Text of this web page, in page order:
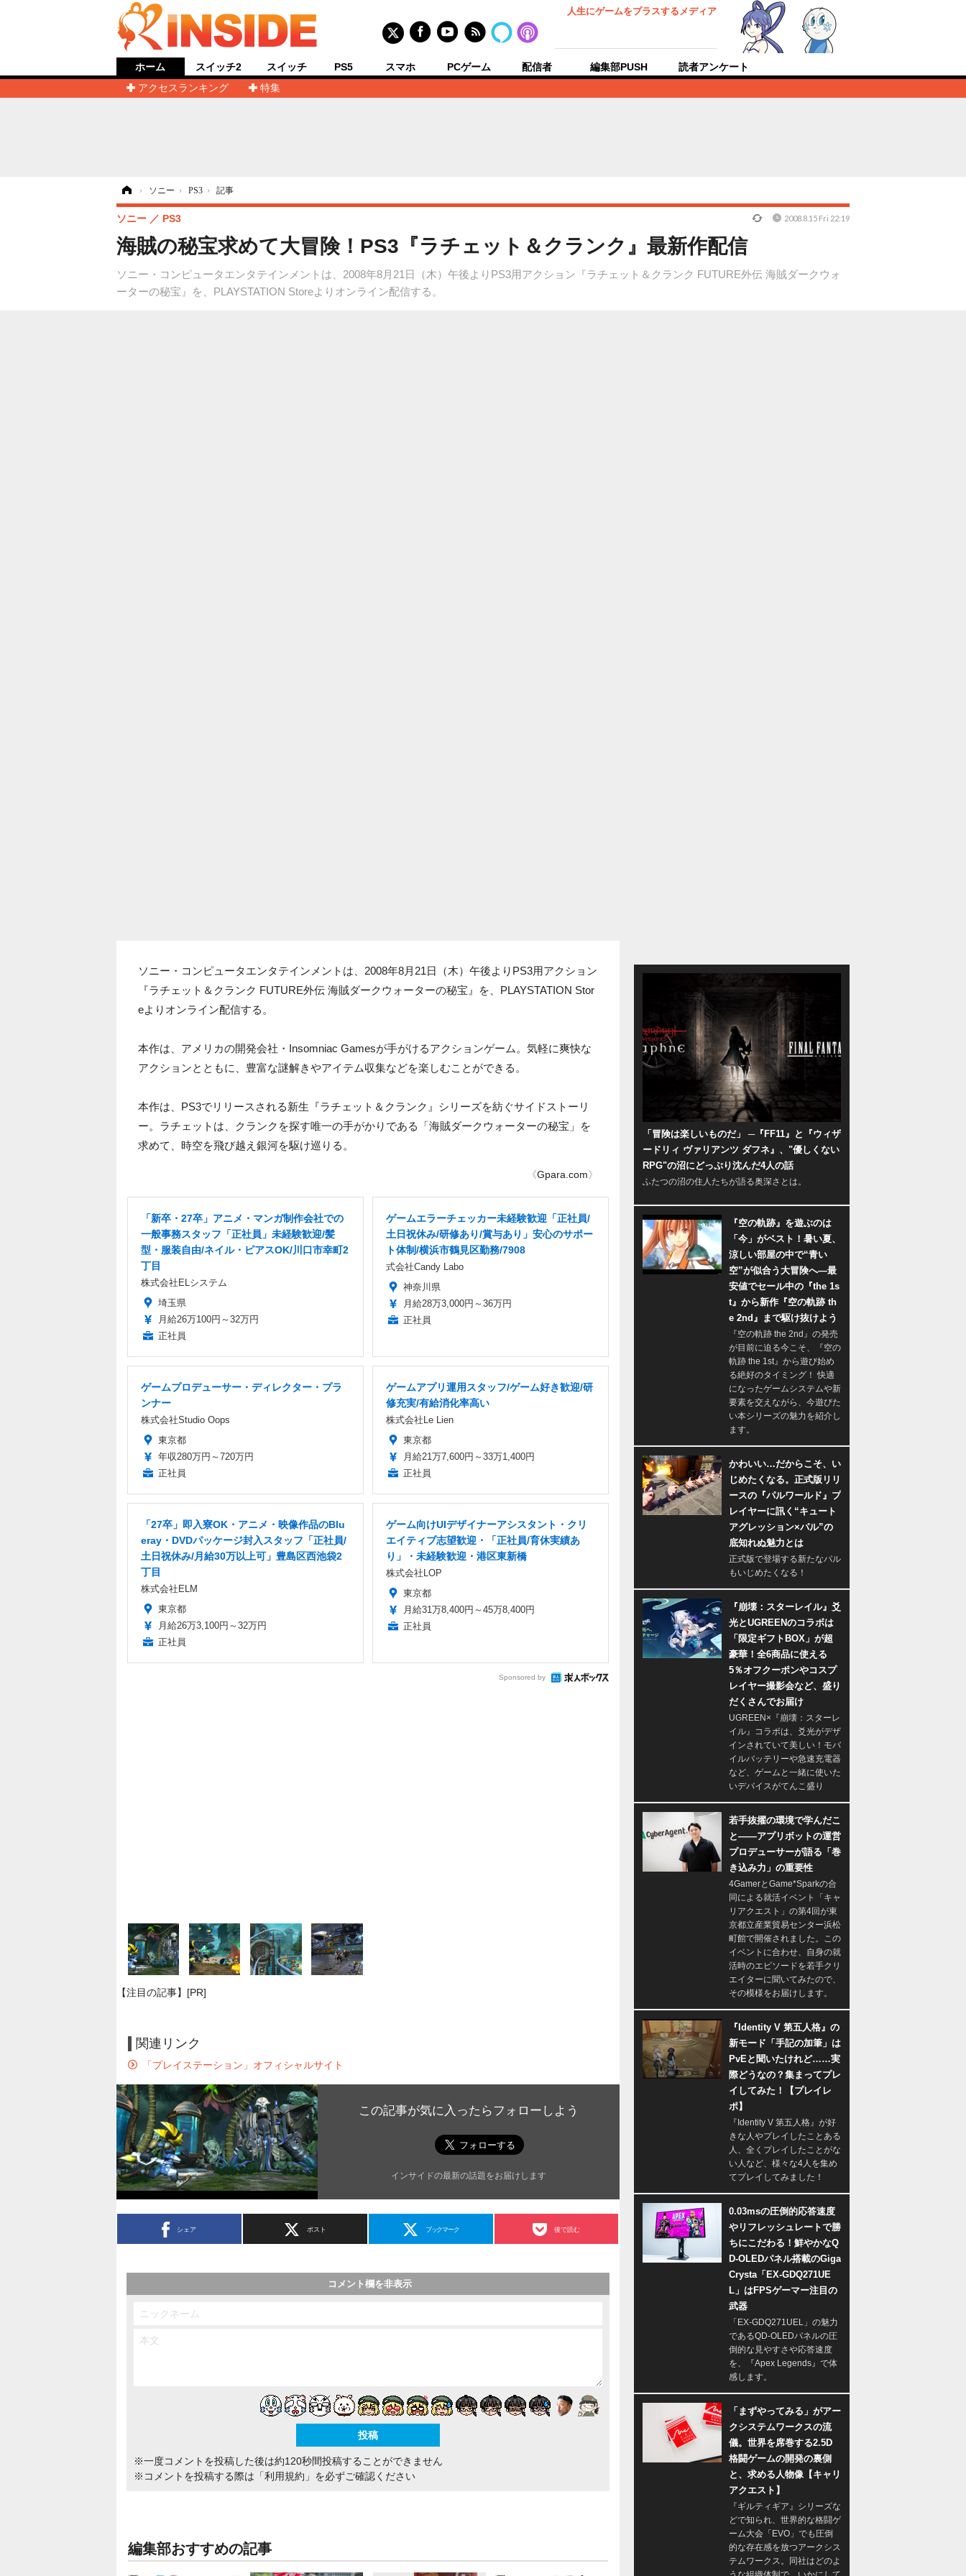
人生にゲームをプラスするメディア
ホーム
アクセスランキング
特集
スイッチ2 スイッチ PS5 スマホ PCゲーム 配信者 編集部PUSH 読者アンケート
› ソニー › PS3 › 記事
海賊の秘宝求めて大冒険！PS3『ラチェット＆クランク』最新作配信
ソニー・コンピュータエンタテインメントは、2008年8月21日（木）午後よりPS3用アクション『ラチェット＆クランク FUTURE外伝 海賊ダークウォ
ーターの秘宝』を、PLAYSTATION Storeよりオンライン配信する。
ソニー PS3 2008.8.15 Fri 22:19
ソニー・コンピュータエンタテインメントは、2008年8月21日（木）午後よりPS3用アクション
『ラチェット＆クランク FUTURE外伝 海賊ダークウォーターの秘宝』を、PLAYSTATION Stor
eよりオンライン配信する。
本作は、アメリカの開発会社・Insomniac Gamesが手がけるアクションゲーム。気軽に爽快な
アクションとともに、豊富な謎解きやアイテム収集などを楽しむことができる。
本作は、PS3でリリースされる新生『ラチェット＆クランク』シリーズを紡ぐサイドストーリ
ー。ラチェットは、クランクを探す唯一の手がかりである「海賊ダークウォーターの秘宝」を
求めて、時空を飛び越え銀河を駆け巡りる。
《Gpara.com》
「新卒・27卒」アニメ・マンガ制作会社での
一般事務スタッフ「正社員」未経験歓迎/髪
型・服装自由/ネイル・ピアスOK/川口市幸町2
丁目
株式会社ELシステム
埼玉県
月給26万100円～32万円
正社員
ゲームエラーチェッカー未経験歓迎「正社員/
土日祝休み/研修あり/賞与あり」安心のサポー
ト体制/横浜市鶴見区勤務/7908
式会社Candy Labo
神奈川県
月給28万3,000円～36万円
正社員
ゲームプロデューサー・ディレクター・プラ
ンナー
株式会社Studio Oops
東京都
年収280万円～720万円
正社員
ゲームアプリ運用スタッフ/ゲーム好き歓迎/研
修充実/有給消化率高い
株式会社Le Lien
東京都
月給21万7,600円～33万1,400円
正社員
「27卒」即入寮OK・アニメ・映像作品のBlu
eray・DVDパッケージ封入スタッフ「正社員/
土日祝休み/月給30万以上可」豊島区西池袋2
丁目
株式会社ELM
東京都
月給26万3,100円～32万円
正社員
ゲーム向けUIデザイナーアシスタント・クリ
エイティブ志望歓迎・「正社員/育休実績あ
り」・未経験歓迎・港区東新橋
株式会社LOP
東京都
月給31万8,400円～45万8,400円
正社員
Sponsored by
【注目の記事】[PR]
関連リンク
「プレイステーション」オフィシャルサイト
この記事が気に入ったらフォローしよう
インサイドの最新の話題をお届けします
シェア ポスト ブックマーク 後で読む
コメント欄を非表示
※一度コメントを投稿した後は約120秒間投稿することができません
※コメントを投稿する際は 「利用規約」 を必ずご確認ください
編集部おすすめの記事
「冒険は楽しいものだ」 ─『FF11』と『ウィザ
ードリィ ヴァリアンツ ダフネ』、"優しくない
RPG"の沼にどっぷり沈んだ4人の話
ふたつの沼の住人たちが語る奥深さとは。
『空の軌跡』を遊ぶのは
「今」がベスト！暑い夏、
涼しい部屋の中で“青い
空”が似合う大冒険へ―最
安値でセール中の『the 1s
t』から新作『空の軌跡 th
e 2nd』まで駆け抜けよう
『空の軌跡 the 2nd』の発売
が目前に迫る今こそ、『空の
軌跡 the 1st』から遊び始め
る絶好のタイミング！ 快適
になったゲームシステムや新
要素を交えながら、今遊びた
い本シリーズの魅力を紹介し
ます。
かわいい…だからこそ、い
じめたくなる。正式版リリ
ースの『パルワールド』プ
レイヤーに訊く“キュート
アグレッション×パル”の
底知れぬ魅力とは
正式版で登場する新たなパル
もいじめたくなる！
『崩壊：スターレイル』爻
光とUGREENのコラボは
「限定ギフトBOX」が超
豪華！全6商品に使える
5％オフクーポンやコスプ
レイヤー撮影会など、盛り
だくさんでお届け
UGREEN×『崩壊：スターレ
イル』コラボは、爻光がデザ
インされていて美しい！モバ
イルバッテリーや急速充電器
など、ゲームと一緒に使いた
いデバイスがてんこ盛り
若手抜擢の環境で学んだこ
と――アプリボットの運営
プロデューサーが語る「巻
き込み力」の重要性
4GamerとGame*Sparkの合
同による就活イベント「キャ
リアクエスト」の第4回が東
京都立産業貿易センター浜松
町館で開催されました。この
イベントに合わせ、自身の就
活時のエピソードを若手クリ
エイターに聞いてみたので、
その模様をお届けします。
『Identity V 第五人格』の
新モード「手記の加筆」は
PvEと聞いたけれど……実
際どうなの？集まってプレ
イしてみた！【プレイレ
ポ】
『Identity V 第五人格』が好
きな人やプレイしたことある
人、全くプレイしたことがな
い人など、様々な4人を集め
てプレイしてみました！
0.03msの圧倒的応答速度
やリフレッシュレートで勝
ちにこだわる！鮮やかなQ
D-OLEDパネル搭載のGiga
Crysta「EX-GDQ271UE
L」はFPSゲーマー注目の
武器
「EX-GDQ271UEL」の魅力
であるQD-OLEDパネルの圧
倒的な見やすさや応答速度
を、『Apex Legends』で体
感します。
「まずやってみる」がアー
クシステムワークスの流
儀。世界を席巻する2.5D
格闘ゲームの開発の裏側
と、求める人物像【キャリ
アクエスト】
『ギルティギア』シリーズな
どで知られ、世界的な格闘ゲ
ーム大会「EVO」でも圧倒
的な存在感を放つアークシス
テムワークス。同社はどのよ